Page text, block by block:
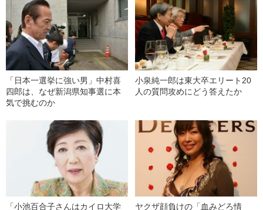
「日本一選挙に強い男」中村喜
四郎は、なぜ新潟県知事選に本
気で挑むのか
小泉純一郎は東大卒エリート20
人の質問攻めにどう答えたか
「小池百合子さんはカイロ大学
ヤクザ顔負けの「血みどろ情